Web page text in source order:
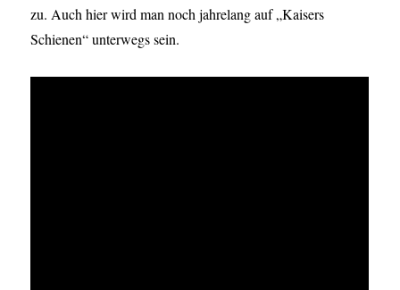
zu. Auch hier wird man noch jahrelang auf „Kaisers
Schienen“ unterwegs sein.